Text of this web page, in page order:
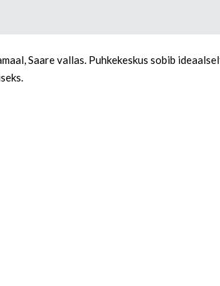
Saare vallas. Puhkekeskus sobib